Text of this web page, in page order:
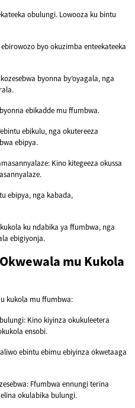
obulungi. Lowooza ku bintu
byo okuzimba enteekateeka
byonna by’oyagala, nga
ebikadde mu ffumbwa.
ebikulu, nga okutereeza
ebipya.
Kino kitegeeza okussa
ebipya, nga kabada,
ku ndabika ya ffumbwa, nga
ebigiyonja.
mu Kukola
kukola mu ffumbwa:
Kino kiyinza okukuleetera
ensobi.
ebintu ebimu ebiyinza okwetaaga
Ffumbwa ennungi terina
okulabika bulungi.